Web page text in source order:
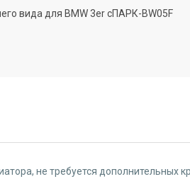
вида для BMW 3er сПАРК-BW05F
не требуется дополнительных